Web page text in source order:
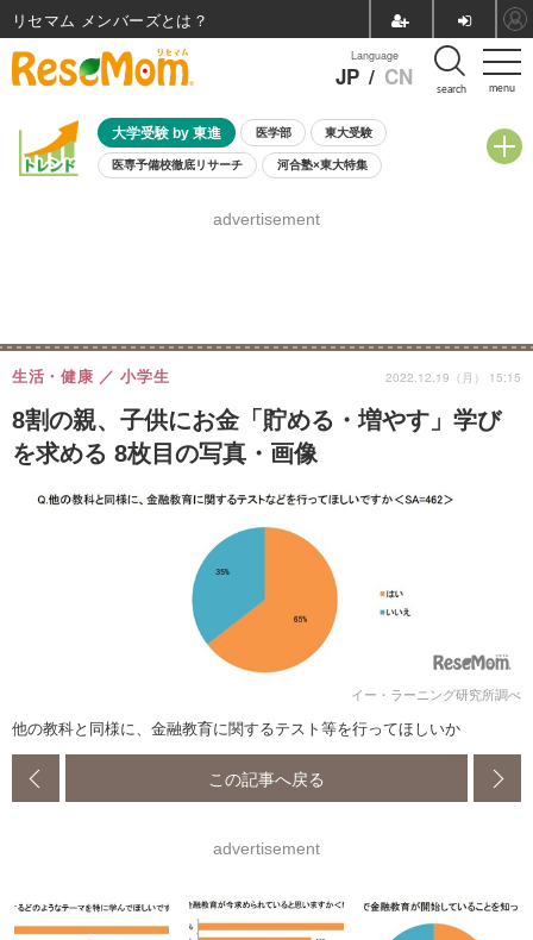
menu
Language
JP / CN search
大学受験 by 東進 医学部 東大受験
医専予備校徹底リサーチ 河合塾×東大特集
8月開催学校説明会・相談会
advertisement
8割の親、子供にお金「貯める・増やす」学び
を求める 8枚目の写真・画像
生活・健康 小学生 2022.12.19（月） 15:15
イー・ラーニング研究所調べ
他の教科と同様に、金融教育に関するテスト等を行ってほしいか
この記事へ戻る
advertisement
リセマム メンバーズ